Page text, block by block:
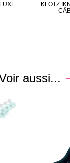
KLOTZ
aussi...